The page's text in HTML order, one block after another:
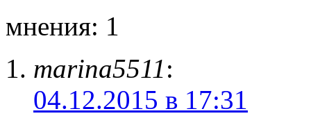
мнения: 1
marina5511:
04.12.2015 в 17:31